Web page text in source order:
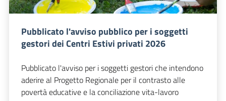
Pubblicato l'avviso pubblico per i soggetti
gestori dei Centri Estivi privati 2026
Pubblicato l'avviso per i soggetti gestori che intendono
aderire al Progetto Regionale per il contrasto alle
povertà educative e la conciliazione vita-lavoro